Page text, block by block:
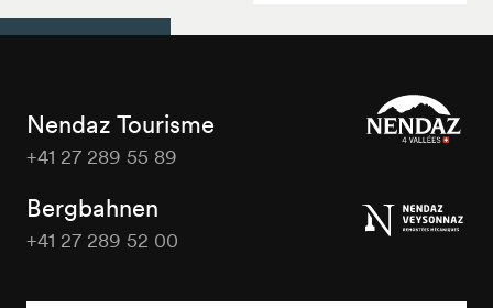
Nendaz Tourisme
+41 27 289 55 89
Bergbahnen
+41 27 289 52 00